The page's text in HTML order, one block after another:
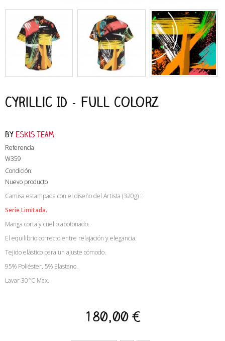
Cyrillic ID - Full Colorz
by Eskis Team
Referencia
W359
Condición:
Nuevo producto
Camisa estampada con el diseño del Artista (320g) :
Serie Limitada.
Manga corta y cuello abotonado.
El equilibrio correcto entre relajación y elegancia.
Tejido elástico para un ajuste cómodo.
95% Poliéster, 5% Elastano.
Lavar 30°C Max.
180,00 €